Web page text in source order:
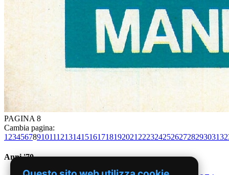
PAGINA 8
Cambia pagina:
1 23456789101112131415161718192021 2223242526272829303132
Anni '70